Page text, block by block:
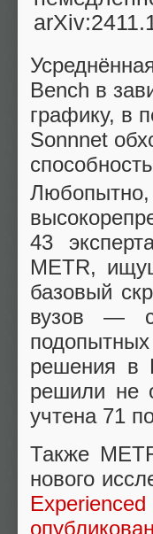
Bench в
графику, в
Sonnnet
43
METR,
базовый
вузов —
решения в
решили не
учтена 71
Также
нового